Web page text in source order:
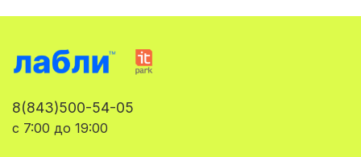
8(843)500-54-05
с 7:00 до 19:00